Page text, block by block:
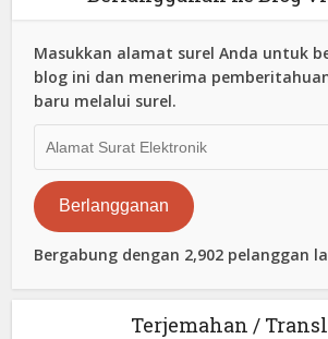
Masukkan alamat surel Anda untuk
blog ini dan menerima
baru melalui surel.
Surat
Elektronik
Berlangganan
Bergabung dengan 2,902 pelanggan
Terjemahan /